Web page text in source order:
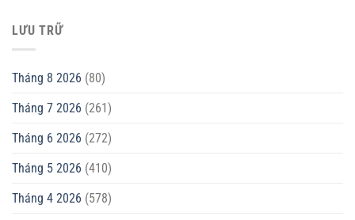
LƯU TRỮ
Tháng 8 2026 (80)
Tháng 7 2026 (261)
Tháng 6 2026 (272)
Tháng 5 2026 (410)
Tháng 4 2026 (578)